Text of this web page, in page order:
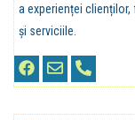
a experienței
și serviciile.